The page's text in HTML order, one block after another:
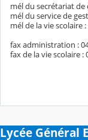
mél du secrétariat
mél du service de
mél de la vie scolaire
fax administration :
fax de la vie scolaire :
Lycée Général